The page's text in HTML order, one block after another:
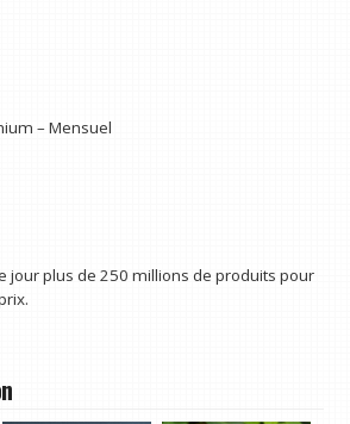
– Mensuel
jour plus de 250 millions de produits pour